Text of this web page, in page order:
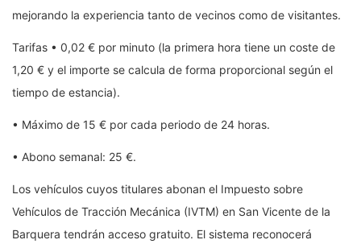
mejorando la experiencia tanto de vecinos como de visitantes.
Tarifas • 0,02 € por minuto (la primera hora tiene un coste de
1,20 € y el importe se calcula de forma proporcional según el
tiempo de estancia).
• Máximo de 15 € por cada periodo de 24 horas.
• Abono semanal: 25 €.
Los vehículos cuyos titulares abonan el Impuesto sobre
Vehículos de Tracción Mecánica (IVTM) en San Vicente de la
Barquera tendrán acceso gratuito. El sistema reconocerá